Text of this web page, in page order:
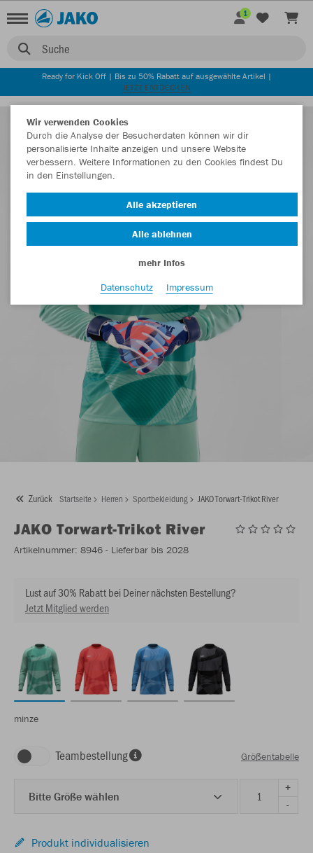
Suche
1
Ready for Kick Off | Bis zu 50% Rabatt auf ausgewählte Artikel |
JETZT ENTDECKEN
Zurück Startseite Herren Sportbekleidung JAKO Torwart-Trikot River
JAKO Torwart-Trikot River
Artikelnummer: 8946 - Lieferbar bis 2028
Lust auf 30% Rabatt bei Deiner nächsten Bestellung?
Jetzt Mitglied werden
minze
Teambestellung Größentabelle
Bitte Größe wählen
+
-
Produkt individualisieren
Wir verwenden Cookies
Durch die Analyse der Besucherdaten können wir dir
personalisierte Inhalte anzeigen und unsere Website
verbessern. Weitere Informationen zu den Cookies findest Du
in den Einstellungen.
Alle akzeptieren
Alle ablehnen
mehr Infos
Datenschutz
Impressum